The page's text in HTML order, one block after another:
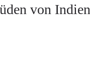
von Indien